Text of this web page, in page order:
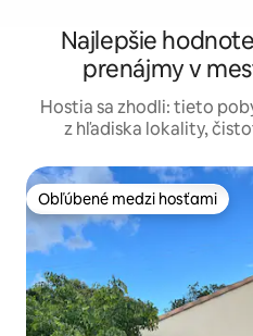
Najlepšie
prenájmy v
Hostia sa zhodli: tieto
z hľadiska lokality,
Obľúbené medzi hosťami
Obľúbené medzi hosťami